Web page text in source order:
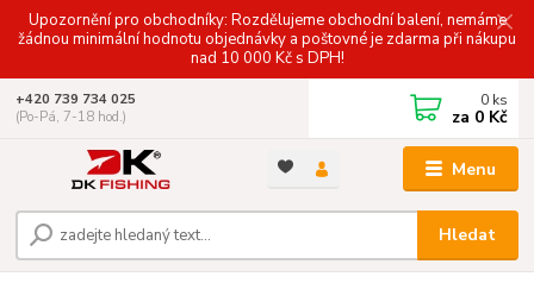
Upozornění pro obchodníky: Rozdělujeme obchodní balení, nemáme
žádnou minimální hodnotu objednávky a poštovné je zdarma při nákupu
nad 10 000 Kč s DPH!
Menu
Hledat
+420 739 734 025
(Po-Pá, 7-18 hod.)
0 ks
za 0 Kč